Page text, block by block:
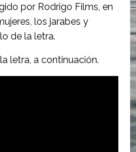
por Rodrigo Films, en
los jarabes y
de la letra.
letra, a continuación.